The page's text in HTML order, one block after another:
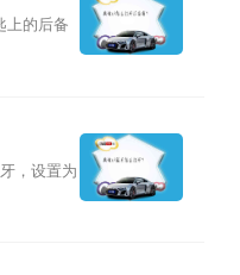
上的后备
，设置为